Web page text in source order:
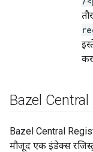
Bazel
Bazel Central
मौजूद एक इंडेक्स